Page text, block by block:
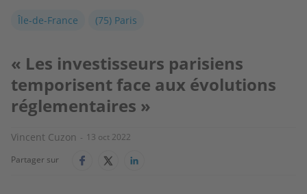
Île-de-France (75) Paris
« Les investisseurs parisiens
temporisent face aux évolutions
réglementaires »
Vincent Cuzon
13 oct 2022
Partager sur